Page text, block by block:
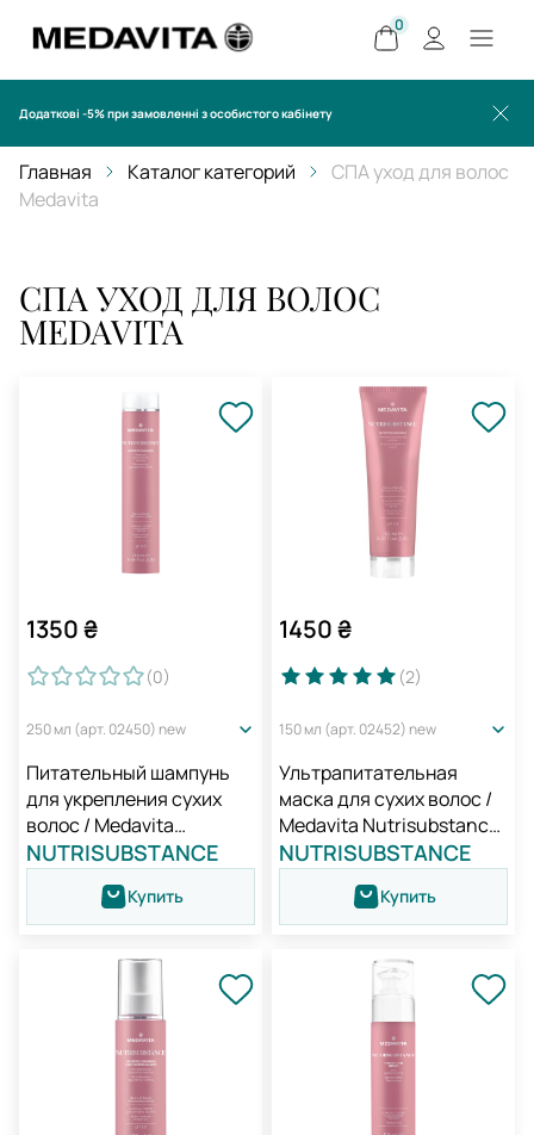
0
Додаткові -5% при замовленні з особистого кабінету
Главная Каталог категорий
СПА уход для волос
Medavita
СПА УХОД ДЛЯ ВОЛОС
MEDAVITA
1350₴
(0)
250 мл (арт. 02450) new
Питательный шампунь
для укрепления сухих
волос / Medavita
Nutrisubstance Nutrive
Shampoo
NUTRISUBSTANCE
Купить
1450₴
(2)
150 мл (арт. 02452) new
Ультрапитательная
маска для сухих волос /
Medavita Nutrisubstance
Nutritive Hair Mask
NUTRISUBSTANCE
Купить